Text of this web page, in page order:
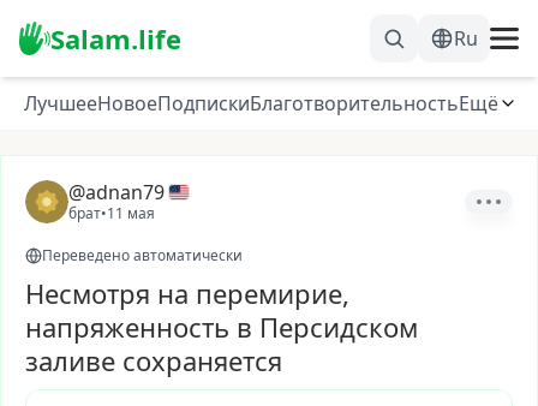
Salam.life Ru
ЛучшееНовоеПодпискиБлаготворительностьЕщё
@adnan79
брат•11 мая
Переведено автоматически
Несмотря на перемирие,
напряженность в Персидском
заливе сохраняется